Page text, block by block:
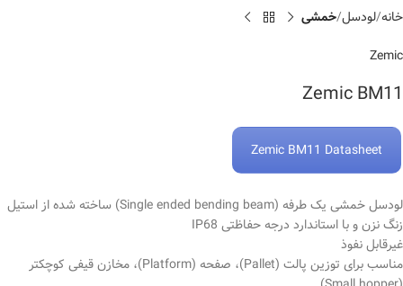
خانه لودسل خمشی
Zemic
Zemic BM11
Zemic BM11 Datasheet
لودسل خمشی یک طرفه (Single ended bending beam) ساخته شده از استیل
زنگ‌ نزن و با استاندارد درجه حفاظتی IP68
غیرقابل نفوذ
مناسب برای توزین پالت (Pallet)، صفحه (Platform)، مخازن قیفی کوچکتر